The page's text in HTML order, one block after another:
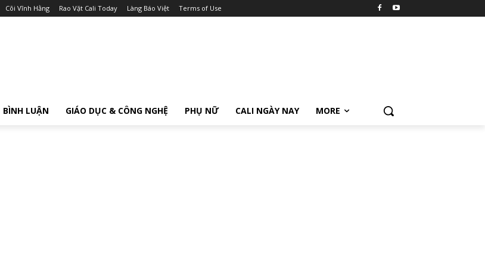
Cõi Vĩnh Hằng Rao Vặt Cali Today Làng Báo Việt Terms of Use
BÌNH LUẬN GIÁO DỤC & CÔNG NGHỆ PHỤ NỮ CALI NGÀY NAY MORE